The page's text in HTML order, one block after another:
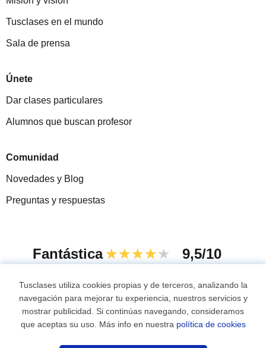
Recibe nuevos alumnos
Tusclases en el mundo
Sala de prensa
Únete
Dar clases particulares
Alumnos que buscan profesor
Comunidad
Novedades y Blog
Preguntas y respuestas
Fantástica ★★★★★ 9,5/10
© 2007 - 2026 Tusclases.com.uy
Mapa web:Profesores particulares
Tusclases utiliza cookies propias y de terceros, analizando la
navegación para mejorar tu experiencia, nuestros servicios y
mostrar publicidad. Si continúas navegando, consideramos
que aceptas su uso. Más info en nuestra política de cookies